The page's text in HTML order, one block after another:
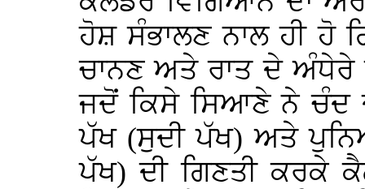
ਹੋਸ਼ ਸੰਭਾਲਣ ਨਾਲ ਹੀ ਹੋ
ਚਾਨਣ ਅਤੇ ਰਾਤ ਦੇ ਅੰਧੇਰੇ
ਜਦੋਂ ਕਿਸੇ ਸਿਆਣੇ ਨੇ ਚੰਦ
ਪੱਖ (ਸੁਦੀ ਪੱਖ) ਅਤੇ
ਪੱਖ) ਦੀ ਗਿਣਤੀ ਕਰਕੇ